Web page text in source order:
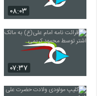
۰۸:۰۳
۰۷:۳۷